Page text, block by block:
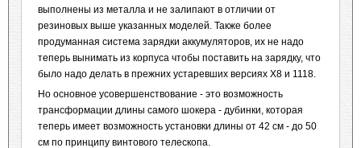
выполнены из металла и не залипают в отличии от
резиновых выше указанных моделей. Также более
продуманная система зарядки аккумуляторов, их не надо
теперь вынимать из корпуса чтобы поставить на зарядку, что
было надо делать в прежних устаревших версиях Х8 и 1118.
Но основное усовершенствование - это возможность
трансформации длины самого шокера - дубинки, которая
теперь имеет возможность установки длины от 42 см - до 50
см по принципу винтового телескопа.